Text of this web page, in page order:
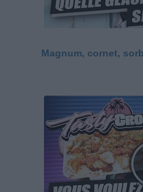
Magnum, cornet,